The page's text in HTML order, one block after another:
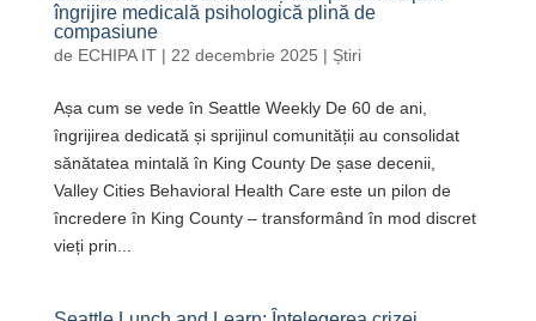
îngrijire medicală psihologică plină de
compasiune
de ECHIPA IT| 22 decembrie 2025 | Știri
Așa cum se vede în Seattle Weekly De 60 de ani,
îngrijirea dedicată și sprijinul comunității au consolidat
sănătatea mintală în King County De șase decenii,
Valley Cities Behavioral Health Care este un pilon de
încredere în King County – transformând în mod discret
vieți prin...